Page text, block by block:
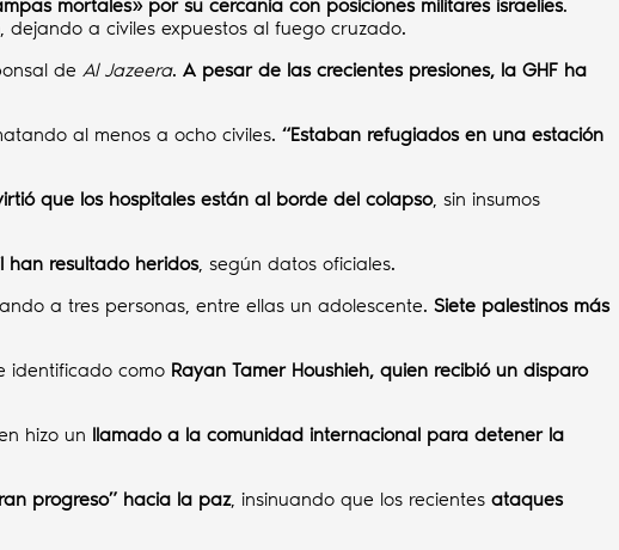
mortales» por su cercanía con posiciones militares israelíes.
, dejando a civiles expuestos al fuego cruzado.
de Al Jazeera. A pesar de las crecientes presiones, la GHF ha
al menos a ocho civiles. “Estaban refugiados en una estación
que los hospitales están al borde del colapso, sin insumos
han resultado heridos, según datos oficiales.
a tres personas, entre ellas un adolescente. Siete palestinos más
identificado como Rayan Tamer Houshieh, quien recibió un disparo
hizo un llamado a la comunidad internacional para detener la
progreso” hacia la paz, insinuando que los recientes ataques